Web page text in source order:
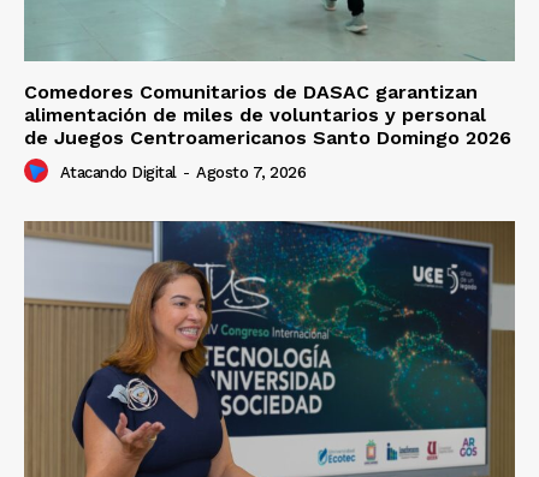
Comedores Comunitarios de DASAC garantizan
alimentación de miles de voluntarios y personal
de Juegos Centroamericanos Santo Domingo 2026
Atacando Digital - Agosto 7, 2026